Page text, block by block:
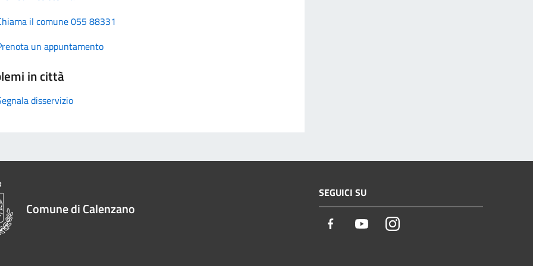
il comune 055 88331
un appuntamento
in città
disservizio
Comune di Calenzano
SEGUICI SU
Facebook YoutubeInstagram